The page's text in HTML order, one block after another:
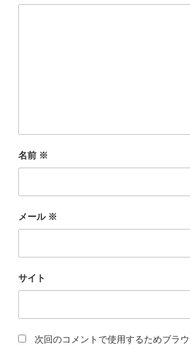
名前 ※
メール ※
サイト
次回のコメントで使用するためブラ